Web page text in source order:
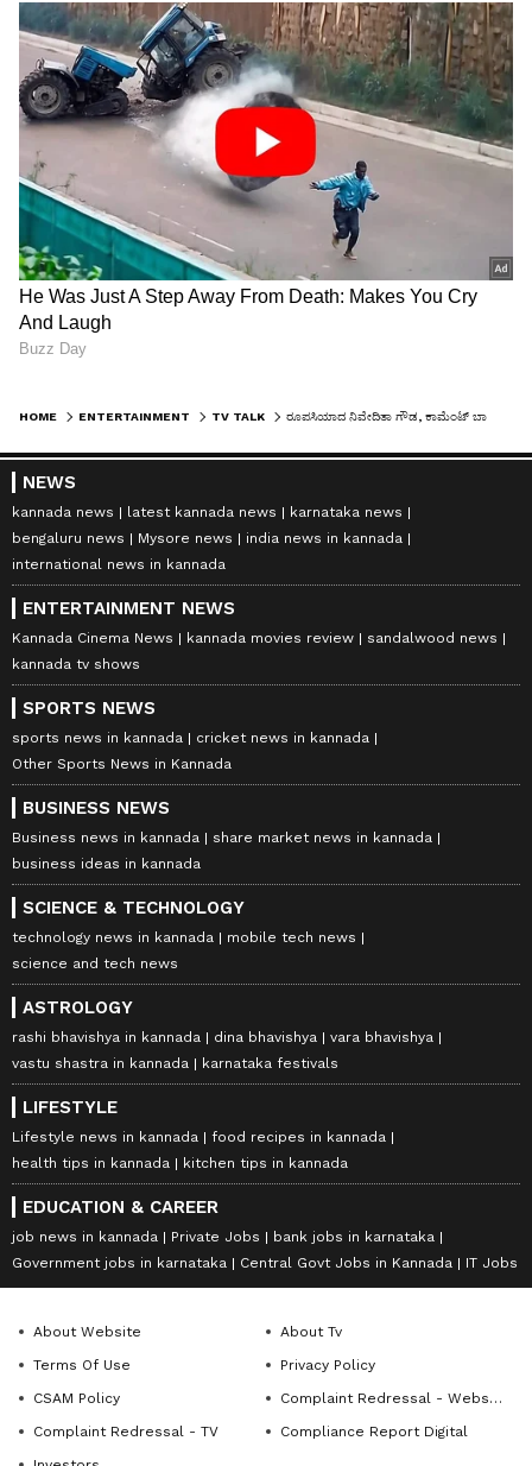
HOME ENTERTAINMENT TV TALK
NEWS
kannada news latest kannada news
karnataka news
bengaluru news
Mysore news
india news in kannada
international news in kannada
ENTERTAINMENT NEWS
Kannada Cinema News kannada movies review
sandalwood news
kannada tv shows
SPORTS NEWS
sports news in kannada
cricket news in kannada
Other Sports News in Kannada
BUSINESS NEWS
Business news in kannada
share market news in kannada
business ideas in kannada
SCIENCE & TECHNOLOGY
technology news in kannada
mobile tech news
science and tech news
ASTROLOGY
rashi bhavishya in kannada dina bhavishya
vara bhavishya
vastu shastra in kannada
karnataka festivals
LIFESTYLE
Lifestyle news in kannada
food recipes in kannada
health tips in kannada
kitchen tips in kannada
EDUCATION & CAREER
job news in kannada Private Jobs
bank jobs in karnataka
Government jobs in karnataka
Central Govt Jobs in Kannada IT Jobs
About Website
About Tv
Terms Of Use
Privacy Policy
CSAM Policy
Complaint Redressal - Website
Complaint Redressal - TV
Compliance Report Digital